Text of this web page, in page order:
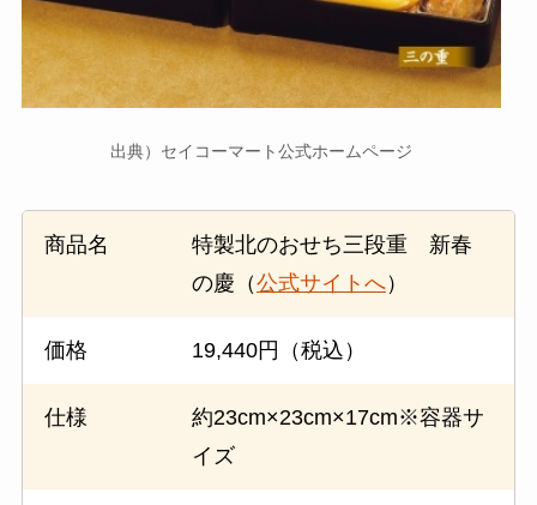
出典）セイコーマート公式ホームページ
商品名
特製北のおせち三段重 新春
の慶（公式サイトへ）
価格 19,440円（税込）
仕様
約23cm×23cm×17cm※容器サ
イズ